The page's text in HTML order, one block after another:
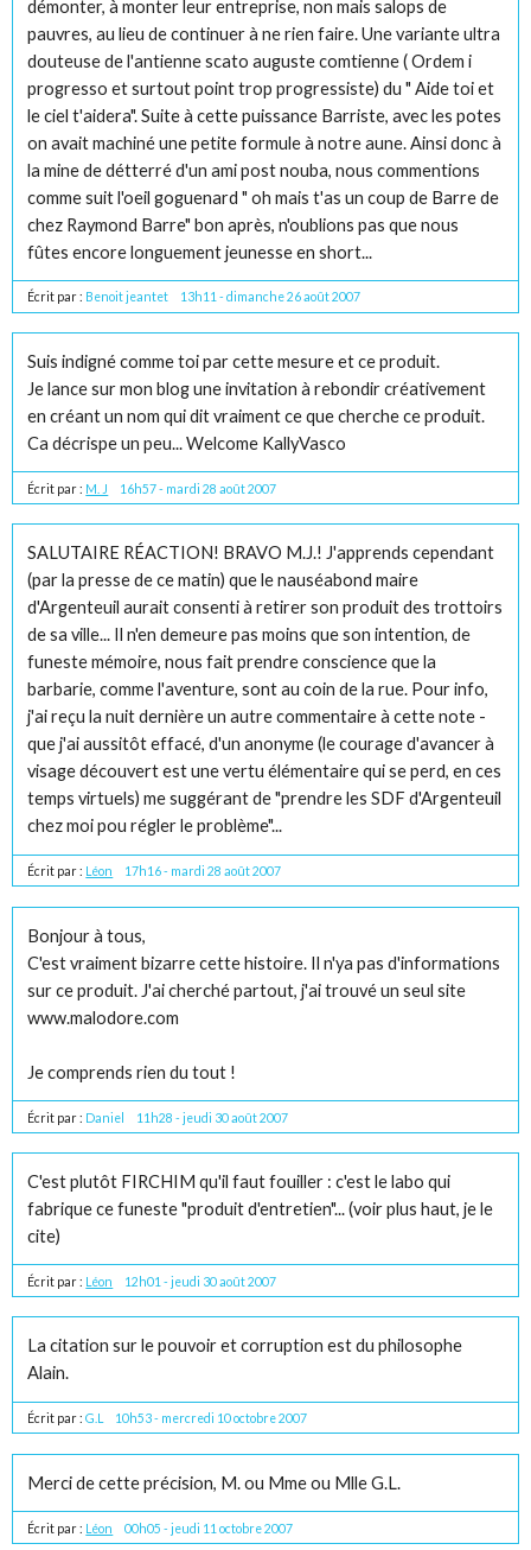
démonter, à monter leur entreprise, non mais salops de
pauvres, au lieu de continuer à ne rien faire. Une variante ultra
douteuse de l'antienne scato auguste comtienne ( Ordem i
progresso et surtout point trop progressiste) du " Aide toi et
le ciel t'aidera". Suite à cette puissance Barriste, avec les potes
on avait machiné une petite formule à notre aune. Ainsi donc à
la mine de détterré d'un ami post nouba, nous commentions
comme suit l'oeil goguenard " oh mais t'as un coup de Barre de
chez Raymond Barre" bon après, n'oublions pas que nous
fûtes encore longuement jeunesse en short...
Écrit par : Benoit jeantet 13h11-dimanche 26 août 2007
Suis indigné comme toi par cette mesure et ce produit.
Je lance sur mon blog une invitation à rebondir créativement
en créant un nom qui dit vraiment ce que cherche ce produit.
Ca décrispe un peu... Welcome KallyVasco
Écrit par : M. J 16h57- mardi 28 août 2007
SALUTAIRE RÉACTION! BRAVO M.J.! J'apprends cependant
(par la presse de ce matin) que le nauséabond maire
d'Argenteuil aurait consenti à retirer son produit des trottoirs
de sa ville... Il n'en demeure pas moins que son intention, de
funeste mémoire, nous fait prendre conscience que la
barbarie, comme l'aventure, sont au coin de la rue. Pour info,
j'ai reçu la nuit dernière un autre commentaire à cette note -
que j'ai aussitôt effacé, d'un anonyme (le courage d'avancer à
visage découvert est une vertu élémentaire qui se perd, en ces
temps virtuels) me suggérant de "prendre les SDF d'Argenteuil
chez moi pou régler le problème"...
Écrit par : Léon 17h16- mardi 28 août 2007
Bonjour à tous,
C'est vraiment bizarre cette histoire. Il n'ya pas d'informations
sur ce produit. J'ai cherché partout, j'ai trouvé un seul site
www.malodore.com
Je comprends rien du tout !
Écrit par : Daniel 11h28 -jeudi 30 août 2007
C'est plutôt FIRCHIM qu'il faut fouiller : c'est le labo qui
fabrique ce funeste "produit d'entretien"... (voir plus haut, je le
cite)
Écrit par : Léon 12h01 -jeudi 30 août 2007
La citation sur le pouvoir et corruption est du philosophe
Alain.
Écrit par :G.L 10h53- mercredi 10 octobre 2007
Merci de cette précision, M. ou Mme ou Mlle G.L.
Écrit par : Léon 00h05 -jeudi 11 octobre 2007